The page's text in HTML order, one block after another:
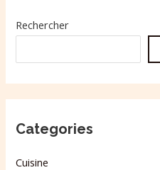
Rechercher
Categories
Cuisine